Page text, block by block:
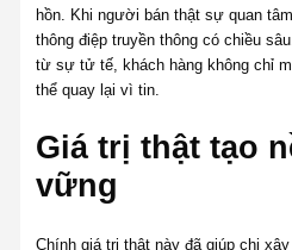
hồn. Khi người bán thật sự quan
thông điệp truyền thông có chiều
từ sự tử tế, khách hàng không chỉ
thể quay lại vì tin.
Giá trị thật tạo
vững
Chính giá trị thật này đã giúp chị